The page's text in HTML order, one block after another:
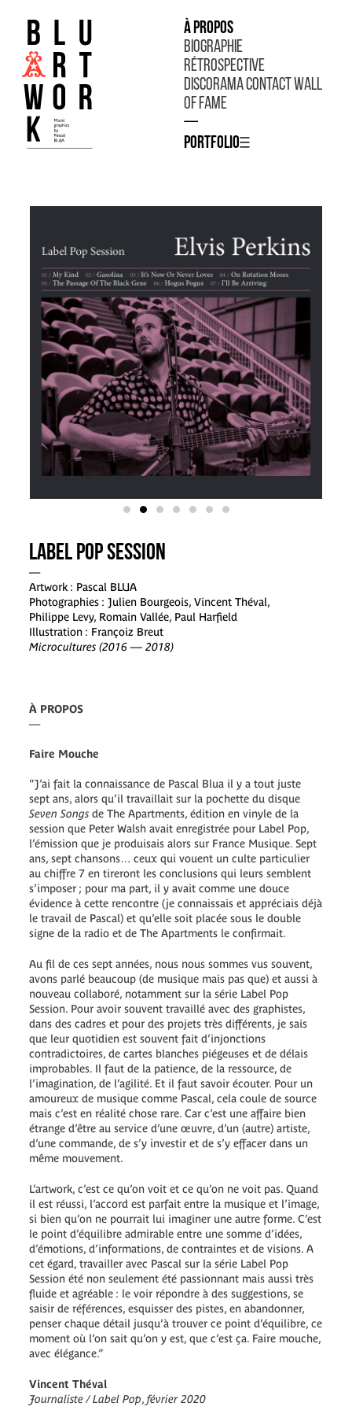
À propos
Biographie
Rétrospective
DiscoramaContact Wall
of fame
—
Portfolio
Label Pop Session
—
Artwork : Pascal BLUA
Photographies : Julien Bourgeois, Vincent Théval,
Philippe Levy, Romain Vallée, Paul Harfield
Illustration : Françoiz Breut
Microcultures (2016 — 2018)
À PROPOS
—
Faire Mouche
“J’ai fait la connaissance de Pascal Blua il y a tout juste
sept ans, alors qu’il travaillait sur la pochette du disque
Seven Songs de The Apartments, édition en vinyle de la
session que Peter Walsh avait enregistrée pour Label Pop,
l’émission que je produisais alors sur France Musique. Sept
ans, sept chansons… ceux qui vouent un culte particulier
au chiffre 7 en tireront les conclusions qui leurs semblent
s’imposer ; pour ma part, il y avait comme une douce
évidence à cette rencontre (je connaissais et appréciais déjà
le travail de Pascal) et qu’elle soit placée sous le double
signe de la radio et de The Apartments le confirmait.
Au fil de ces sept années, nous nous sommes vus souvent,
avons parlé beaucoup (de musique mais pas que) et aussi à
nouveau collaboré, notamment sur la série Label Pop
Session. Pour avoir souvent travaillé avec des graphistes,
dans des cadres et pour des projets très différents, je sais
que leur quotidien est souvent fait d’injonctions
contradictoires, de cartes blanches piégeuses et de délais
improbables. Il faut de la patience, de la ressource, de
l’imagination, de l’agilité. Et il faut savoir écouter. Pour un
amoureux de musique comme Pascal, cela coule de source
mais c’est en réalité chose rare. Car c’est une affaire bien
étrange d’être au service d’une œuvre, d’un (autre) artiste,
d’une commande, de s’y investir et de s’y effacer dans un
même mouvement.
L’artwork, c’est ce qu’on voit et ce qu’on ne voit pas. Quand
il est réussi, l’accord est parfait entre la musique et l’image,
si bien qu’on ne pourrait lui imaginer une autre forme. C’est
le point d’équilibre admirable entre une somme d’idées,
d’émotions, d’informations, de contraintes et de visions. A
cet égard, travailler avec Pascal sur la série Label Pop
Session été non seulement été passionnant mais aussi très
fluide et agréable : le voir répondre à des suggestions, se
saisir de références, esquisser des pistes, en abandonner,
penser chaque détail jusqu’à trouver ce point d’équilibre, ce
moment où l’on sait qu’on y est, que c’est ça. Faire mouche,
avec élégance.”
Vincent Théval
Journaliste / Label Pop,février 2020